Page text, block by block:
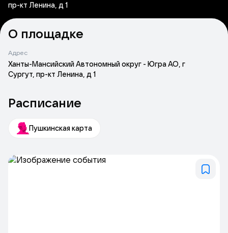
пр-кт Ленина, д 1
О площадке
Адрес
Ханты-Мансийский Автономный округ - Югра АО, г
Сургут, пр-кт Ленина, д 1
Расписание
Пушкинская карта